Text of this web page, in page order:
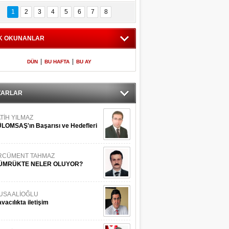
İstanbul
Adaları
600 milletvekilinin
listesi
1 2 3 4 5 6 7 8
OKUNANLAR
DÜN BU HAFTA BU AY
YILMAZ
Başarısı ve Hedefleri
TAHMAZ
NELER OLUYOR?
ALİOĞLU
iletişim